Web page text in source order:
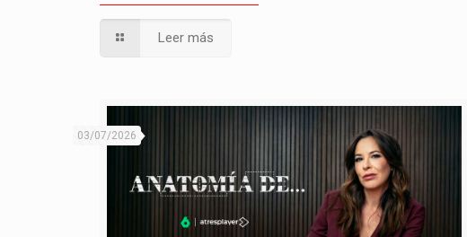
Leer más
03/07/2026